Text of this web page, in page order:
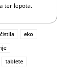
ter lepota.
eko
tablete